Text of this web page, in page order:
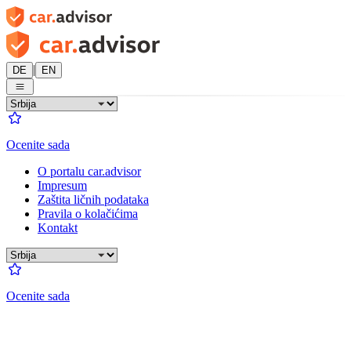
DE | EN
Ocenite sada
O portalu car.advisor
Impresum
Zaštita ličnih podataka
Pravila o kolačićima
Kontakt
Ocenite sada